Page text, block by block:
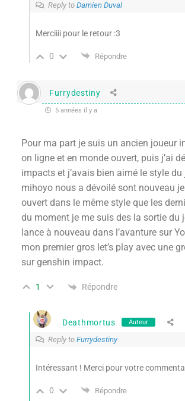
Reply to Damien Duval
Merciiii pour le retour :3
0 Répondre
Furrydestiny
5 années il y a
Pour ma part je suis un ancien joueur
on ligne et en monde ouvert, puis j’ai
impacts et j’avais bien aimé le style du
mihoyo nous a dévoilé sont nouveau
ouvert dans le même style que les
du moment je me suis des la sortie du
lance à nouveau dans l’avanture sur
mon premier gros let’s play avec une
sur genshin impact.
1 Répondre
Deathmortus Auteur
Reply to Furrydestiny
Intéressant ! Merci pour votre
0 Répondre